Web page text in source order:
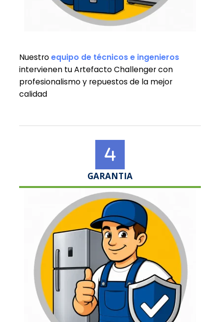
Nuestroequipo de técnicos e ingenieros
intervienen tu Artefacto Challenger con
profesionalismo y repuestos de la mejor
calidad
GARANTIA